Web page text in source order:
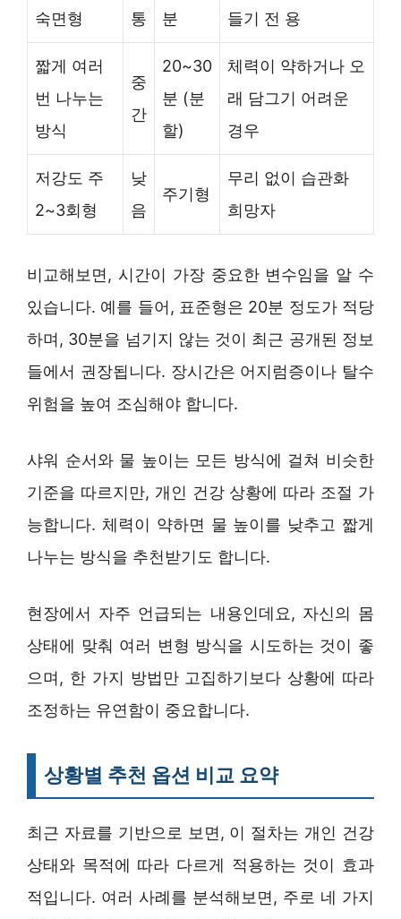
숙면형 통 분 들기 전 용
짧게 여러
번 나누는
방식
중
간
20~30
분 (분
할)
체력이 약하거나 오
래 담그기 어려운
경우
저강도 주
2~3회형
낮
음
주기형
무리 없이 습관화
희망자
비교해보면, 시간이 가장 중요한 변수임을 알 수
있습니다. 예를 들어, 표준형은 20분 정도가 적당
하며, 30분을 넘기지 않는 것이 최근 공개된 정보
들에서 권장됩니다. 장시간은 어지럼증이나 탈수
위험을 높여 조심해야 합니다.
샤워 순서와 물 높이는 모든 방식에 걸쳐 비슷한
기준을 따르지만, 개인 건강 상황에 따라 조절 가
능합니다. 체력이 약하면 물 높이를 낮추고 짧게
나누는 방식을 추천받기도 합니다.
현장에서 자주 언급되는 내용인데요, 자신의 몸
상태에 맞춰 여러 변형 방식을 시도하는 것이 좋
으며, 한 가지 방법만 고집하기보다 상황에 따라
조정하는 유연함이 중요합니다.
상황별 추천 옵션 비교 요약
최근 자료를 기반으로 보면, 이 절차는 개인 건강
상태와 목적에 따라 다르게 적용하는 것이 효과
적입니다. 여러 사례를 분석해보면, 주로 네 가지